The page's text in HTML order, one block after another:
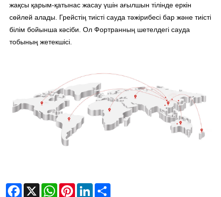
жақсы қарым-қатынас жасау үшін ағылшын тілінде еркін
сөйлей алады. Грейстің тиісті сауда тәжірибесі бар және тиісті
білім бойынша кәсіби. Ол Фортранның шетелдегі сауда
тобының жетекшісі.
Facebook
X WhatsAppPinterestLinkedIn